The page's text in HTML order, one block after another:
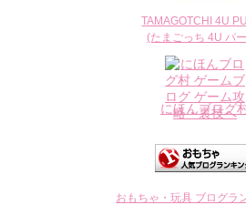
TAMAGOTCHI 4U
(たまごっち 4U パ
にほんブログ
おもちゃ・玩具 ブログラ